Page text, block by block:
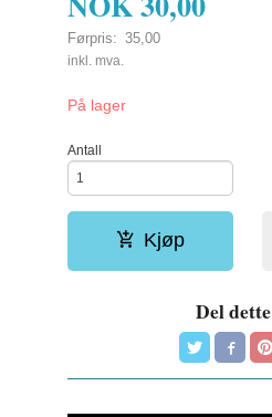
Førpris: 35,00
Rabatt
inkl. mva.
På lager
Antall
Kjøp
Del dette